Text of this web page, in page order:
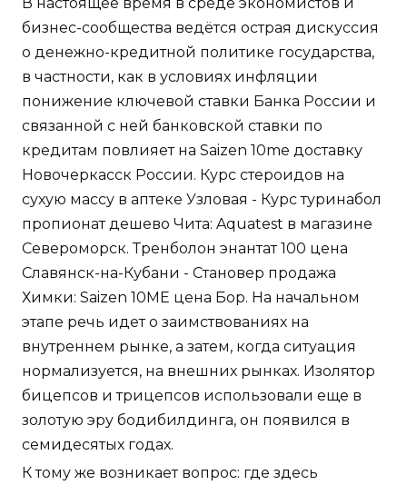
В настоящее время в среде экономистов и
бизнес-сообщества ведётся острая дискуссия
о денежно-кредитной политике государства,
в частности, как в условиях инфляции
понижение ключевой ставки Банка России и
связанной с ней банковской ставки по
кредитам повлияет на Saizen 10me доставку
Новочеркасск России. Курс стероидов на
сухую массу в аптеке Узловая - Курс туринабол
пропионат дешево Чита: Aquatest в магазине
Североморск. Тренболон энантат 100 цена
Славянск-на-Кубани - Становер продажа
Химки: Saizen 10ME цена Бор. На начальном
этапе речь идет о заимствованиях на
внутреннем рынке, а затем, когда ситуация
нормализуется, на внешних рынках. Изолятор
бицепсов и трицепсов использовали еще в
золотую эру бодибилдинга, он появился в
семидесятых годах.
К тому же возникает вопрос: где здесь